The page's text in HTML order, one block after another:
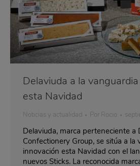
Delaviuda a la
esta Navidad
Noticias y actualidad Por Rocio
Delaviuda, marca perteneciente a
Confectionery Group, se sitúa a la
innovación esta Navidad con el
nuevos Sticks. La reconocida